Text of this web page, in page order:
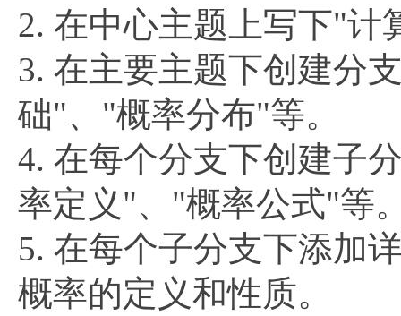
2. 在中心主题上写下"计
3. 在主要主题下创建分
础"、"概率分布"等。
4. 在每个分支下创建子
率定义"、"概率公式"等
5. 在每个子分支下添加
概率的定义和性质。